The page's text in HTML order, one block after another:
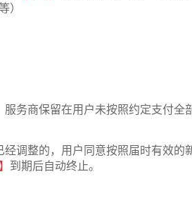
）
务商保留在用户未按照约定支付全
经调整的，用户同意按照届时有效的
到期后自动终止。